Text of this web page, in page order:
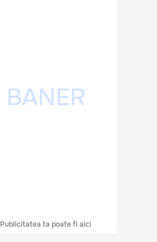
Publicitatea ta poate fi aici